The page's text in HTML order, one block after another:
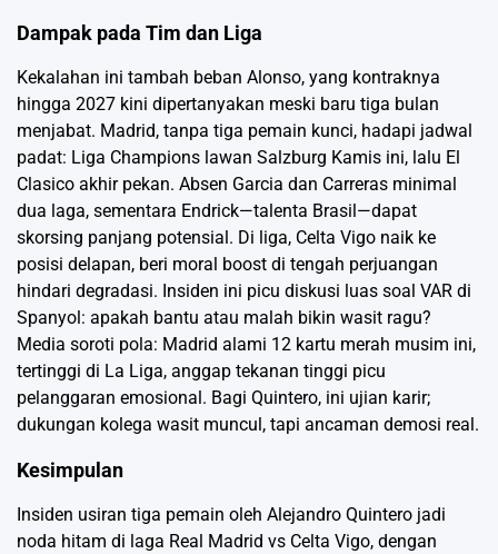
Dampak pada Tim dan Liga
Kekalahan ini tambah beban Alonso, yang kontraknya
hingga 2027 kini dipertanyakan meski baru tiga bulan
menjabat. Madrid, tanpa tiga pemain kunci, hadapi jadwal
padat: Liga Champions lawan Salzburg Kamis ini, lalu El
Clasico akhir pekan. Absen Garcia dan Carreras minimal
dua laga, sementara Endrick—talenta Brasil—dapat
skorsing panjang potensial. Di liga, Celta Vigo naik ke
posisi delapan, beri moral boost di tengah perjuangan
hindari degradasi. Insiden ini picu diskusi luas soal VAR di
Spanyol: apakah bantu atau malah bikin wasit ragu?
Media soroti pola: Madrid alami 12 kartu merah musim ini,
tertinggi di La Liga, anggap tekanan tinggi picu
pelanggaran emosional. Bagi Quintero, ini ujian karir;
dukungan kolega wasit muncul, tapi ancaman demosi real.
Kesimpulan
Insiden usiran tiga pemain oleh Alejandro Quintero jadi
noda hitam di laga Real Madrid vs Celta Vigo, dengan